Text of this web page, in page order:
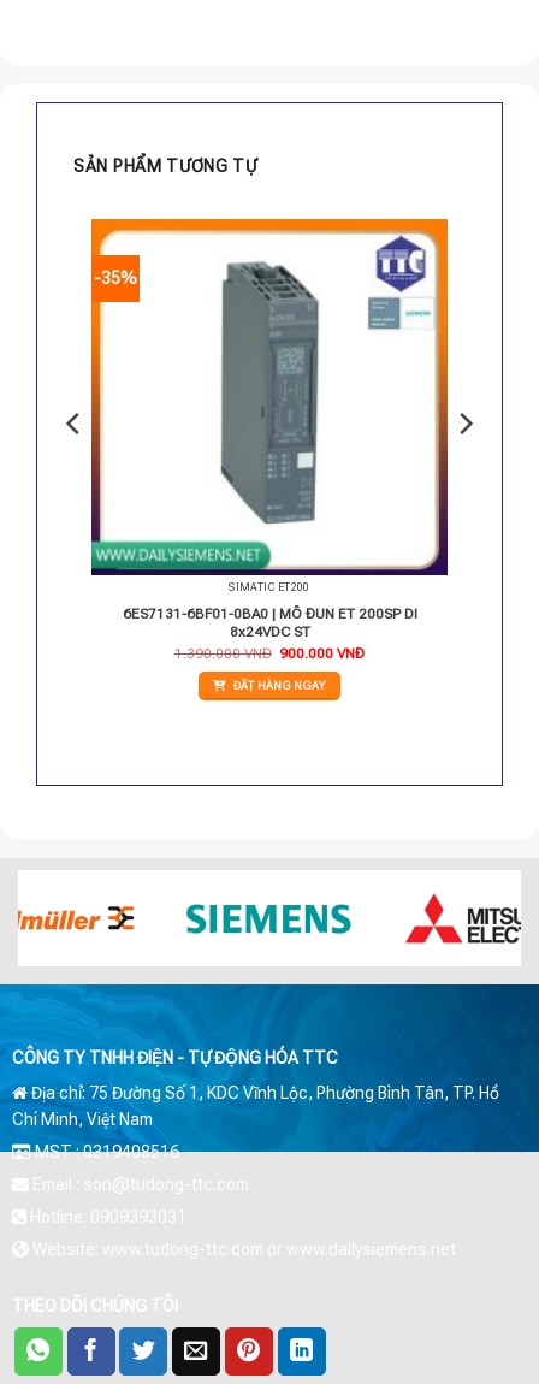
SẢN PHẨM TƯƠNG TỰ
-35%
SIMATIC ET200
6ES7131-6BF01-0BA0 | MÔ ĐUN ET 200SP DI
8x24VDC ST
1.390.000VNĐ Giá
là:
1.390.000 VNĐ.
900.000VNĐGiá
ĐẶT HÀNG NGAY
CÔNG TY TNHH ĐIỆN - TỰ ĐỘNG HÓA TTC
Địa chỉ: 75 Đường Số 1, KDC Vĩnh Lộc, Phường Bình Tân, TP. Hồ
Chí Minh, Việt Nam
MST : 0319408516
Email : son@tudong-ttc.com
Hotline: 0909393031
Website: www.tudong-ttc.com or www.dailysiemens.net
THEO DÕI CHÚNG TÔI